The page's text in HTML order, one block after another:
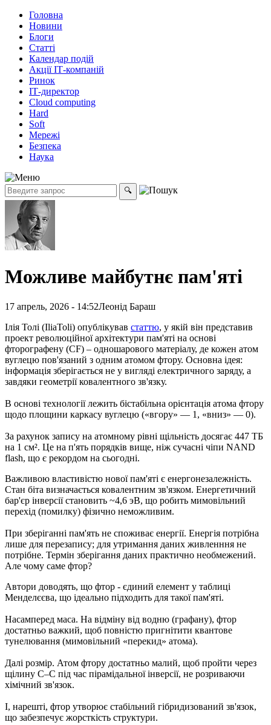
Головна
Новини
Блоги
Статті
Календар подій
Акції ІТ-компаній
Ринок
ІТ-директор
Cloud computing
Hard
Soft
Мережі
Безпека
Наука
Можливе майбутнє пам'яті
17 апрель, 2026 - 14:52Леонід Бараш
Ілія Толі (IliaToli) опублікував статтю, у якій він представив
проект революційної архітектури пам'яті на основі
фторографену (CF) – одношарового матеріалу, де кожен атом
вуглецю пов'язаний з одним атомом фтору. Основна ідея:
інформація зберігається не у вигляді електричного заряду, а
завдяки геометрії ковалентного зв'язку.
В основі технології лежить бістабільна орієнтація атома фтору
щодо площини каркасу вуглецю («вгору» — 1, «вниз» — 0).
За рахунок запису на атомному рівні щільність досягає 447 ТБ
на 1 см². Це на п'ять порядків вище, ніж сучасні чіпи NAND
flash, що є рекордом на сьогодні.
Важливою властивістю нової пам'яті є енергонезалежність.
Стан біта визначається ковалентним зв'язком. Енергетичний
бар'єр інверсії становить ~4,6 эВ, що робить мимовільний
перехід (помилку) фізично неможливим.
При зберіганні пам'ять не споживає енергії. Енергія потрібна
лише для перезапису; для утримання даних живленння не
потрібне. Термін зберігання даних практично необмежений.
Але чому саме фтор?
Автори доводять, що фтор - єдиний елемент у таблиці
Менделєєва, що ідеально підходить для такої пам'яті.
Насамперед маса. На відміну від водню (графану), фтор
достатньо важкий, щоб повністю пригнітити квантове
тунелювання (мимовільний «перекид» атома).
Далі розмір. Атом фтору достатньо малий, щоб пройти через
щілину C–C під час пірамідальної інверсії, не розриваючи
хімічний зв'язок.
І, нарешті, фтор утворює стабільний гібридизований зв'язок,
що забезпечує жорсткість структури.